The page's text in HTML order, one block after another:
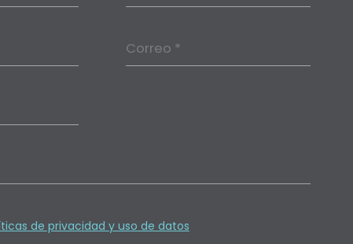
Correo *
de privacidad y uso de datos